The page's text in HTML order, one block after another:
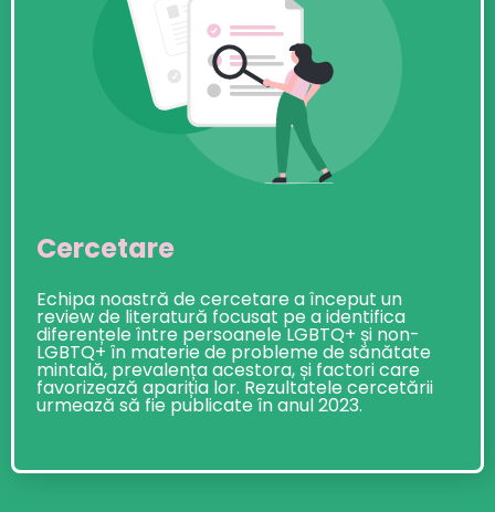
Cercetare
Echipa noastră de cercetare a început un
review de literatură focusat pe a identifica
diferențele între persoanele LGBTQ+ și non-
LGBTQ+ în materie de probleme de sănătate
mintală, prevalența acestora, și factori care
favorizează apariția lor. Rezultatele cercetării
urmează să fie publicate în anul 2023.